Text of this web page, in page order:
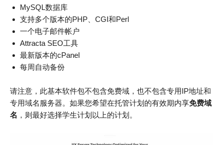
MySQL数据库
支持多个版本的PHP、CGI和Perl
一个电子邮件帐户
Attracta SEO工具
最新版本的cPanel
每周自动备份
请注意，此基本软件包不包含免费域，也不包含专用IP地址和
专用域名服务器。如果您希望在托管计划的有效期内享免费域
名 ，则最好选择学生计划以上的计划。